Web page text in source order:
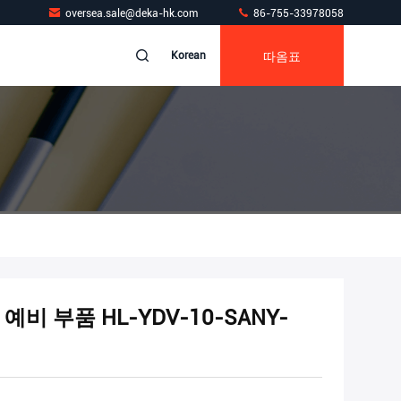
oversea.sale@deka-hk.com 86-755-33978058
Korean 따옴표
비 부품 HL-YDV-10-SANY-